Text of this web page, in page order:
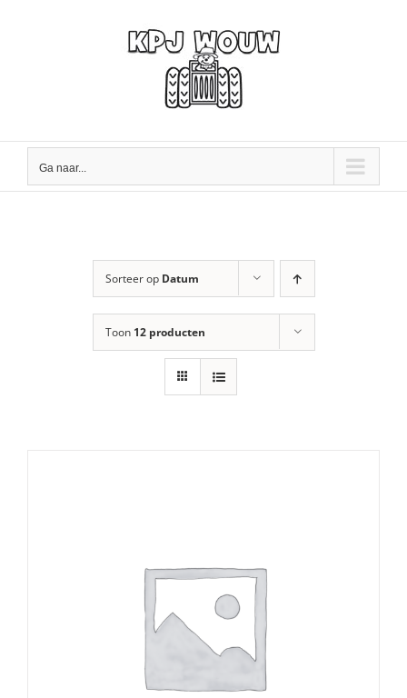
Ga naar...
Sorteer op Datum
Toon 12 producten